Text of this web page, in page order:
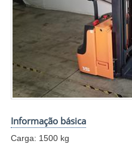
Informação básica
Carga: 1500 kg